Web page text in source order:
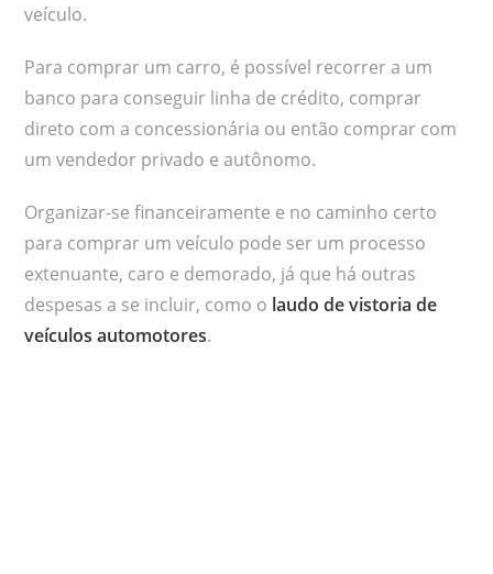
veículo.
Para comprar um carro, é possível recorrer a um
banco para conseguir linha de crédito, comprar
direto com a concessionária ou então comprar com
um vendedor privado e autônomo.
Organizar-se financeiramente e no caminho certo
para comprar um veículo pode ser um processo
extenuante, caro e demorado, já que há outras
despesas a se incluir, como o laudo de vistoria de
veículos automotores.